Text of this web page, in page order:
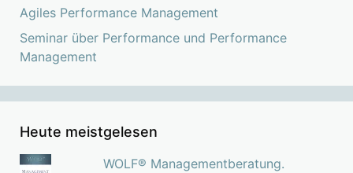
Agiles Performance Management
Seminar über Performance und Performance
Management
Heute meistgelesen
WOLF® Managementberatung.